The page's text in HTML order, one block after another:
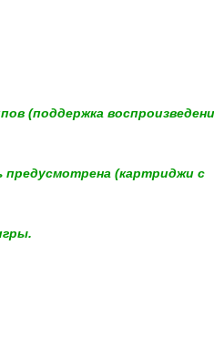
(поддержка
предусмотрена (картриджи с